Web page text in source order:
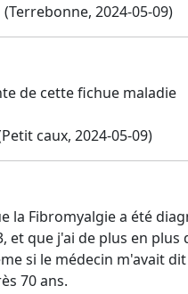
(Terrebonne, 2024-05-09)
de cette fichue maladie
caux, 2024-05-09)
la Fibromyalgie a été
et que j'ai de plus en plus
si le médecin m'avait
70 ans.